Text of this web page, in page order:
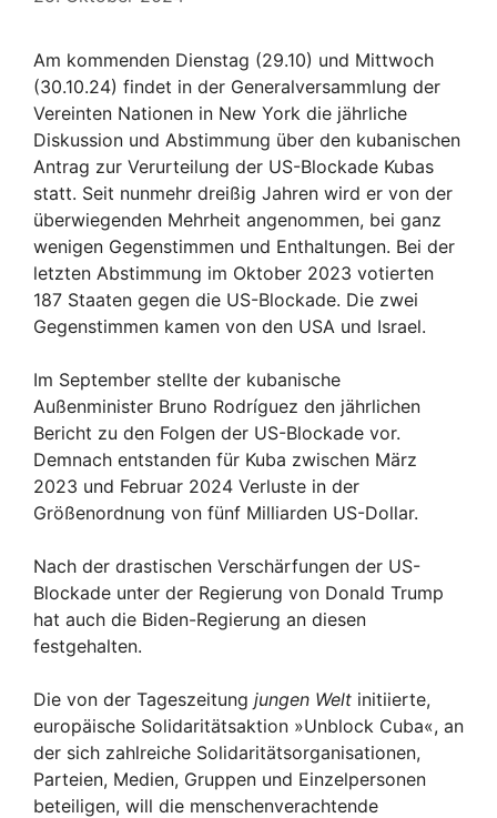
Am kommenden Dienstag (29.10) und Mittwoch
(30.10.24) findet in der Generalversammlung der
Vereinten Nationen in New York die jährliche
Diskussion und Abstimmung über den kubanischen
Antrag zur Verurteilung der US-Blockade Kubas
statt. Seit nunmehr dreißig Jahren wird er von der
überwiegenden Mehrheit angenommen, bei ganz
wenigen Gegenstimmen und Enthaltungen. Bei der
letzten Abstimmung im Oktober 2023 votierten
187 Staaten gegen die US-Blockade. Die zwei
Gegenstimmen kamen von den USA und Israel.
Im September stellte der kubanische
Außenminister Bruno Rodríguez den jährlichen
Bericht zu den Folgen der US-Blockade vor.
Demnach entstanden für Kuba zwischen März
2023 und Februar 2024 Verluste in der
Größenordnung von fünf Milliarden US-Dollar.
Nach der drastischen Verschärfungen der US-
Blockade unter der Regierung von Donald Trump
hat auch die Biden-Regierung an diesen
festgehalten.
Die von der Tageszeitung jungen Welt initiierte,
europäische Solidaritätsaktion »Unblock Cuba«, an
der sich zahlreiche Solidaritätsorganisationen,
Parteien, Medien, Gruppen und Einzelpersonen
beteiligen, will die menschenverachtende